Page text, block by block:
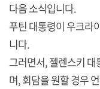
다음 소식입니다.
푸틴 대통령이 우크라
니다.
그러면서, 젤렌스키
며, 회담을 원할 경우